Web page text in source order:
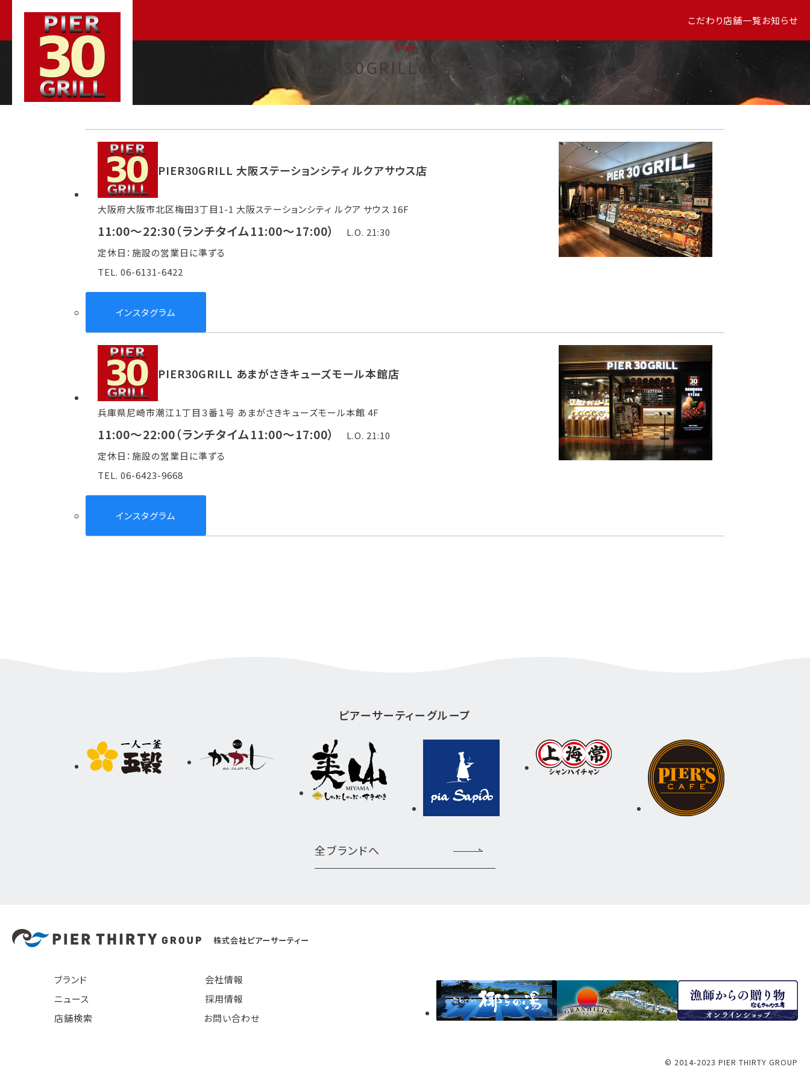
こだわり店舗一覧お知らせ
Shop
PIER30GRILLの店舗一覧
PIER30GRILL 大阪ステーションシティ ルクアサウス店
大阪府大阪市北区梅田3丁目1-1 大阪ステーションシティ ルクア サウス 16F
11:00～22:30（ランチタイム11:00～17:00）
L.O. 21:30
定休日：施設の営業日に準ずる
TEL. 06-6131-6422
インスタグラム
PIER30GRILL あまがさきキューズモール本館店
兵庫県尼崎市潮江１丁目３番１号 あまがさきキューズモール本館 4F
11:00～22:00（ランチタイム11:00～17:00）
L.O. 21:10
定休日：施設の営業日に準ずる
TEL. 06-6423-9668
インスタグラム
ピアーサーティーグループ
全ブランドへ
株式会社ピアーサーティー
ブランド
会社情報
ニュース
採用情報
店舗検索
お問い合わせ
© 2014-2023 PIER THIRTY GROUP